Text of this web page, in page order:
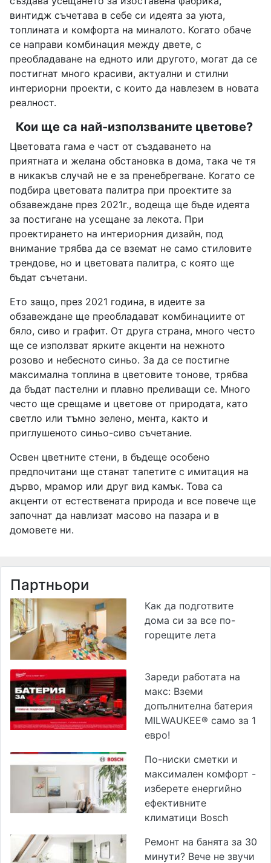
винтидж съчетава в себе си идеята за уюта,
топлината и комфорта на миналото. Когато обаче
се направи комбинация между двете, с
преобладаване на едното или другото, могат да се
постигнат много красиви, актуални и стилни
интериорни проекти, с които да навлезем в новата
реалност.
Кои ще са най-използваните цветове?
Цветовата гама е част от създаването на
приятната и желана обстановка в дома, така че тя
в никакъв случай не е за пренебрегване. Когато се
подбира цветовата палитра при проектите за
обзавеждане през 2021г., водеща ще бъде идеята
за постигане на усещане за лекота. При
проектирането на интериорния дизайн, под
внимание трябва да се вземат не само стиловите
трендове, но и цветовата палитра, с която ще
бъдат съчетани.
Ето защо, през 2021 година, в идеите за
обзавеждане ще преобладават комбинациите от
бяло, сиво и графит. От друга страна, много често
ще се използват ярките акценти на нежното
розово и небесното синьо. За да се постигне
максимална топлина в цветовите тонове, трябва
да бъдат пастелни и плавно преливащи се. Много
често ще срещаме и цветове от природата, като
светло или тъмно зелено, мента, както и
приглушеното синьо-сиво съчетание.
Освен цветните стени, в бъдеще особено
предпочитани ще станат тапетите с имитация на
дърво, мрамор или друг вид камък. Това са
акценти от естествената природа и все повече ще
започнат да навлизат масово на пазара и в
домовете ни.
Партньори
Как да подготвите
дома си за все по-
горещите лета
Зареди работата на
макс: Вземи
допълнителна батерия
MILWAUKEE® само за 1
евро!
По-ниски сметки и
максимален комфорт -
изберете енергийно
ефективните
климатици Bosch
Ремонт на банята за 30
минути? Вече не звучи